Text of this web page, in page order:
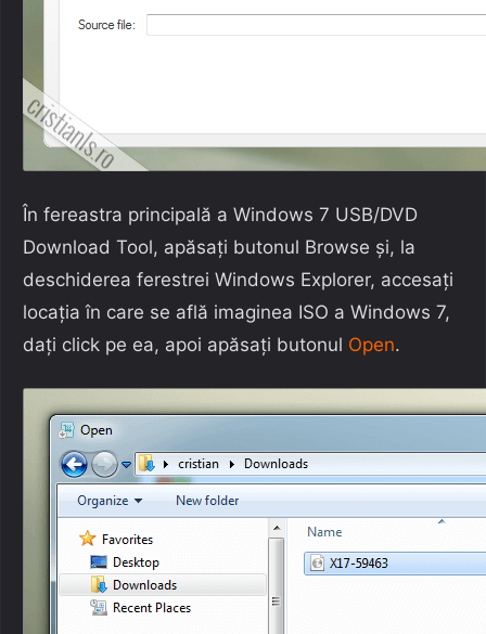
În fereastra principală a Windows 7 USB/DVD
Download Tool, apăsați butonul Browse și, la
deschiderea ferestrei Windows Explorer, accesați
locația în care se află imaginea ISO a Windows 7,
dați click pe ea, apoi apăsați butonul Open.